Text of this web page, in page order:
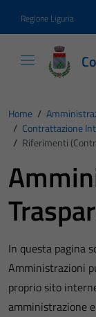
Regione Liguria
Home /
/ Contrattazione
/ Riferimenti
In questa pagina
Amministrazioni
proprio sito
amministrazione